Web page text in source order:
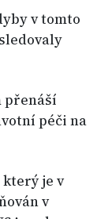
v tomto
přenáší
péči na
je v
v